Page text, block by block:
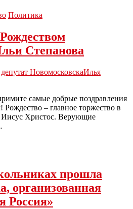
Политика
Степанова
депутат НовомосковскаИлья
самые добрые поздравления
– главное торжество в
Иисус Христос. Верующие
прошла
организованная
Россия»